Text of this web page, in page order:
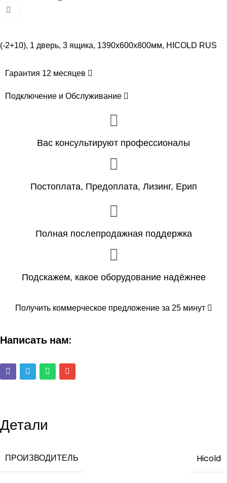
(-2+10), 1 дверь, 3 ящика, 1390х600х800мм, HICOLD RUS
Гарантия 12 месяцев
Подключение и Обслуживание
Вас консультируют профессионалы
Постоплата, Предоплата, Лизинг, Ерип
Полная послепродажная поддержка
Подскажем, какое оборудование надёжнее
Получить коммерческое предложение за 25 минут
Написать нам:
Детали
ПРОИЗВОДИТЕЛЬ Hicold